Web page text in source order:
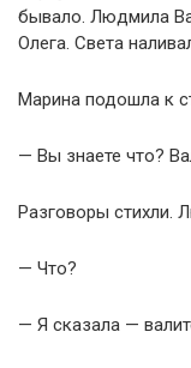
бывало. Людмила
Олега. Света
Марина подошла к
— Вы знаете что?
Разговоры стихли.
— Что?
— Я сказала —